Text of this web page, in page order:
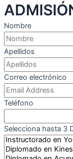
Nombre
Apellidos
Correo electrónico
Teléfono
Selecciona hasta 3